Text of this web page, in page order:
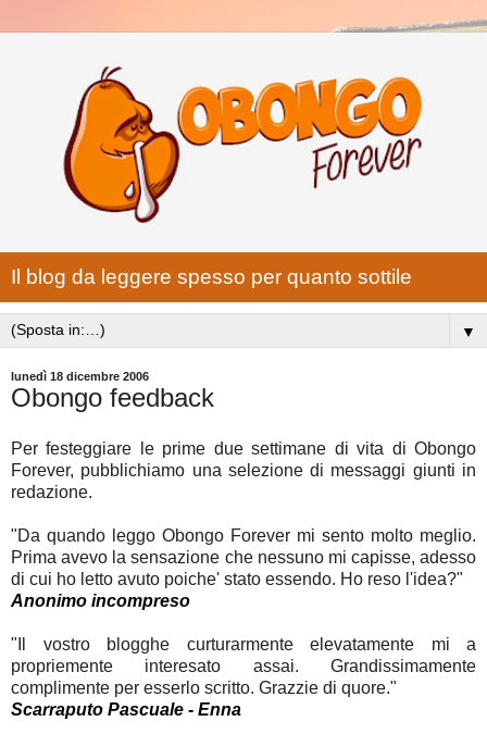
Il blog da leggere spesso per quanto sottile
▼
lunedì 18 dicembre 2006
Obongo feedback
Per festeggiare le prime due settimane di vita di Obongo
Forever, pubblichiamo una selezione di messaggi giunti in
redazione.
"Da quando leggo Obongo Forever mi sento molto meglio.
Prima avevo la sensazione che nessuno mi capisse, adesso
di cui ho letto avuto poiche' stato essendo. Ho reso l'idea?"
Anonimo incompreso
"Il vostro blogghe curturarmente elevatamente mi a
propriemente interesato assai. Grandissimamente
complimente per esserlo scritto. Grazzie di quore."
Scarraputo Pascuale - Enna